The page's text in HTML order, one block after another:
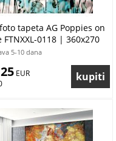
tapeta AG Poppies on
FTNXXL-0118 | 360x270
5-10 dana
EUR